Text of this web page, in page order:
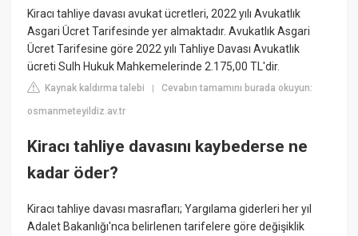
Kiracı tahliye davası avukat ücretleri, 2022 yılı Avukatlık
Asgari Ücret Tarifesinde yer almaktadır. Avukatlık Asgari
Ücret Tarifesine göre 2022 yılı Tahliye Davası Avukatlık
ücreti Sulh Hukuk Mahkemelerinde 2.175,00 TL'dir.
Kaynak kaldırma talebi |Cevabın tamamını burada okuyun:
osmanmeteyildiz.av.tr
Kiracı tahliye davasını kaybederse ne
kadar öder?
Kiracı tahliye davası masrafları; Yargılama giderleri her yıl
Adalet Bakanlığı'nca belirlenen tarifelere göre değişiklik